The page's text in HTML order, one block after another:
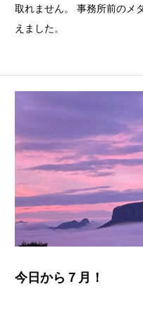
取れません。 事務所前のメ
えました。
今日から７月！